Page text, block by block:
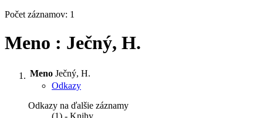
Počet záznamov: 1
Meno : Ječný, H.
Meno Ječný, H.
Odkazy
Odkazy na ďalšie záznamy
(1) - Knihy